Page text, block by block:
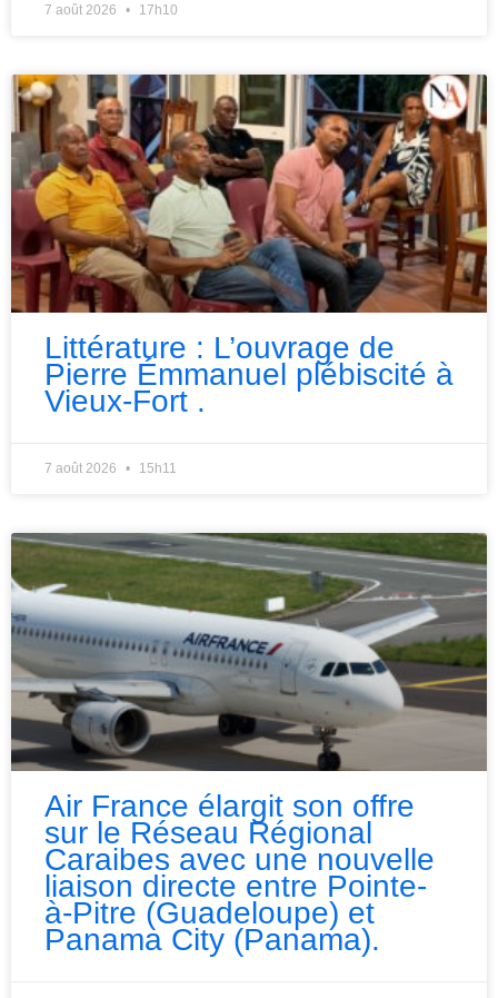
7 août 2026 17h10
Littérature : L’ouvrage de
Pierre Émmanuel plébiscité à
Vieux-Fort .
7 août 2026 15h11
Air France élargit son offre
sur le Réseau Régional
Caraibes avec une nouvelle
liaison directe entre Pointe-
à-Pitre (Guadeloupe) et
Panama City (Panama).